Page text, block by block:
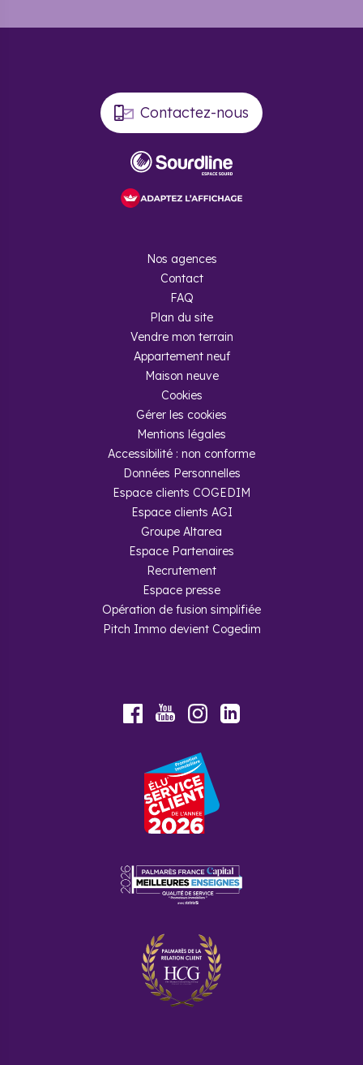
Contactez-nous
Nos agences
Contact
FAQ
Plan du site
Vendre mon terrain
Appartement neuf
Maison neuve
Cookies
Gérer les cookies
Mentions légales
Accessibilité : non conforme
Données Personnelles
Espace clients COGEDIM
Espace clients AGI
Groupe Altarea
Espace Partenaires
Recrutement
Espace presse
Opération de fusion simplifiée
Pitch Immo devient Cogedim
FacebookYoutubeInstagram